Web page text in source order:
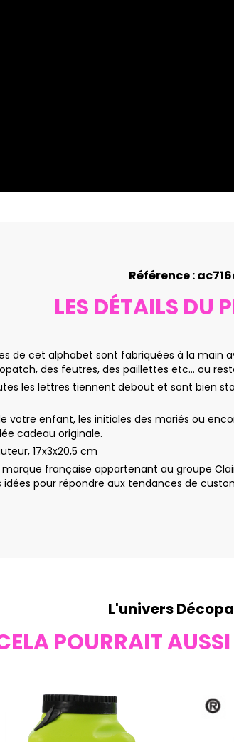
Référence :
LES DÉTAILS DU
de cet alphabet sont fabriquées à la
des feutres, des paillettes etc… ou
toutes les lettres tiennent debout et sont
de votre enfant, les initiales des mariés ou
cadeau originale.
17x3x20,5 cm
marque française appartenant au groupe
pour répondre aux tendances de
L'univers
POURRAIT